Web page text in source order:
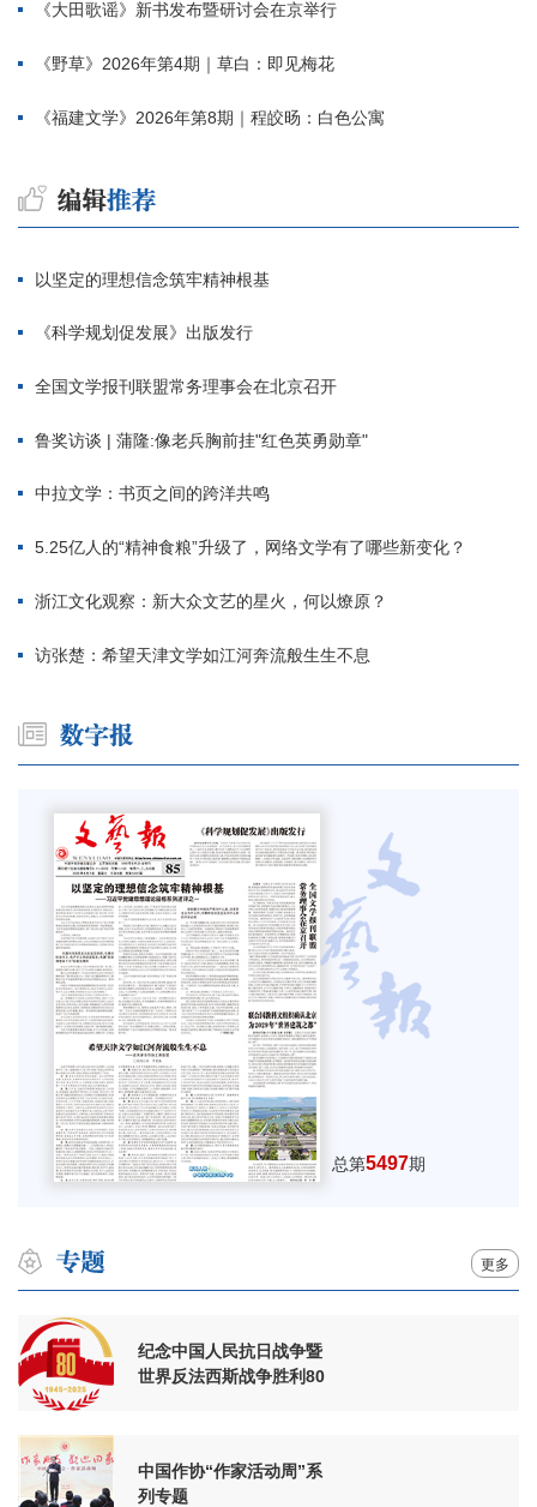
《大田歌谣》新书发布暨研讨会在京举行
《野草》2026年第4期｜草白：即见梅花
《福建文学》2026年第8期｜程皎旸：白色公寓
以坚定的理想信念筑牢精神根基
《科学规划促发展》出版发行
全国文学报刊联盟常务理事会在北京召开
鲁奖访谈 | 蒲隆:像老兵胸前挂"红色英勇勋章"
中拉文学：书页之间的跨洋共鸣
5.25亿人的“精神食粮”升级了，网络文学有了哪些新变化？
浙江文化观察：新大众文艺的星火，何以燎原？
访张楚：希望天津文学如江河奔流般生生不息
总第5497期
更多
纪念中国人民抗日战争暨
世界反法西斯战争胜利80
中国作协“作家活动周”系
列专题